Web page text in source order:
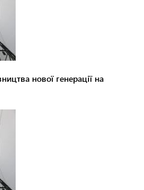
нової генерації на